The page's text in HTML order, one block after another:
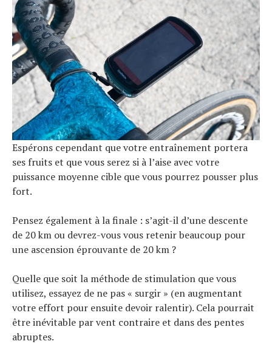
Espérons cependant que votre entraînement portera
ses fruits et que vous serez si à l’aise avec votre
puissance moyenne cible que vous pourrez pousser plus
fort.
Pensez également à la finale : s’agit-il d’une descente
de 20 km ou devrez-vous vous retenir beaucoup pour
une ascension éprouvante de 20 km ?
Quelle que soit la méthode de stimulation que vous
utilisez, essayez de ne pas « surgir » (en augmentant
votre effort pour ensuite devoir ralentir). Cela pourrait
être inévitable par vent contraire et dans des pentes
abruptes.